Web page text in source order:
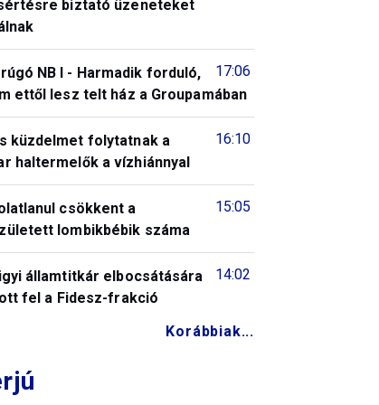
biztató üzeneteket
17:06
NB I - Harmadik forduló,
ettől lesz telt ház a Groupamában
16:10
küzdelmet folytatnak a
haltermelők a vízhiánnyal
15:05
csökkent a
lombikbébik száma
14:02
államtitkár elbocsátására
fel a Fidesz-frakció
Korábbiak...